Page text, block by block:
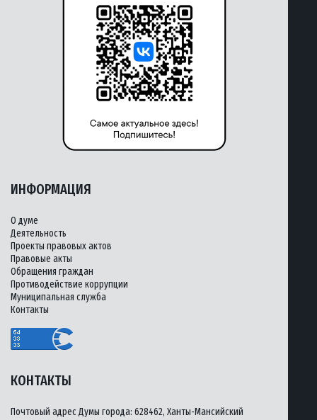
КОНТАКТЫ
Почтовый адрес Думы города: 628462, Ханты-Мансийский
ИНФОРМАЦИЯ
О думе
Деятельность
Проекты правовых актов
Правовые акты
Обращения граждан
Противодействие коррупции
Муниципальная служба
Контакты